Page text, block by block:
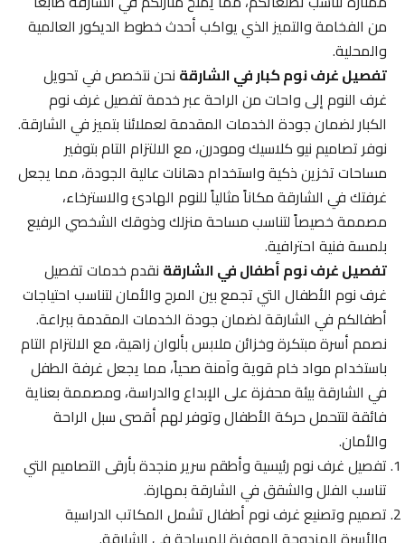
من الفخامة والتميز الذي يواكب أحدث خطوط الديكور العالمية
والمحلية.
تفصيل غرف نوم كبار في الشارقةنحن نتخصص في تحويل
غرف النوم إلى واحات من الراحة عبر خدمة تفصيل غرف نوم
الكبار لضمان جودة الخدمات المقدمة لعملائنا بتميز في الشارقة.
نوفر تصاميم نيو كلاسيك ومودرن، مع الالتزام التام بتوفير
مساحات تخزين ذكية واستخدام دهانات عالية الجودة، مما يجعل
غرفتك في الشارقة مكاناً مثالياً للنوم الهادئ والاسترخاء،
مصممة خصيصاً لتناسب مساحة منزلك وذوقك الشخصي الرفيع
بلمسة فنية احترافية.
تفصيل غرف نوم أطفال في الشارقةنقدم خدمات تفصيل
غرف نوم الأطفال التي تجمع بين المرح والأمان لتناسب احتياجات
أطفالكم في الشارقة لضمان جودة الخدمات المقدمة ببراعة.
نصمم أسرة مبتكرة وخزائن ملابس بألوان زاهية، مع الالتزام التام
باستخدام مواد خام قوية وآمنة صحياً، مما يجعل غرفة الطفل
في الشارقة بيئة محفزة على الإبداع والدراسة، ومصممة بعناية
فائقة لتتحمل حركة الأطفال وتوفر لهم أقصى سبل الراحة
والأمان.
تفصيل غرف نوم رئيسية وأطقم سرير منجدة بأرقى التصاميم التي
تناسب الفلل والشقق في الشارقة بمهارة.
تصميم وتصنيع غرف نوم أطفال تشمل المكاتب الدراسية